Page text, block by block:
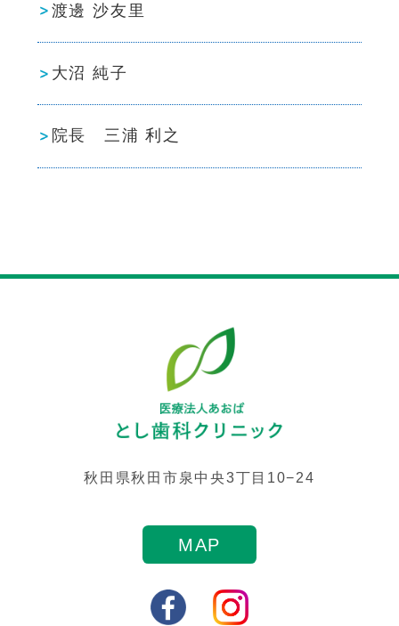
渡邊 沙友里
大沼 純子
院長 三浦 利之
秋田県秋田市泉中央3丁目10−24
MAP